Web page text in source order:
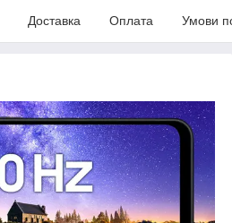
Доставка Оплата Умови